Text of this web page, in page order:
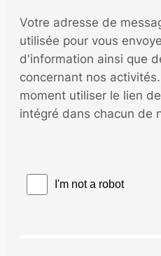
Votre adresse de
utilisée pour vous
d'information ainsi que
concernant nos
moment utiliser le lien
intégré dans chacun de